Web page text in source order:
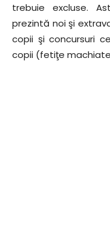
trebuie excluse.
prezintă noi şi
copii şi concursuri
copii (fetiţe